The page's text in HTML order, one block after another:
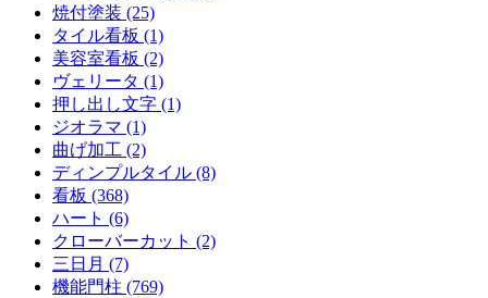
焼付塗装 (25)
タイル看板 (1)
美容室看板 (2)
ヴェリータ (1)
押し出し文字 (1)
ジオラマ (1)
曲げ加工 (2)
ディンプルタイル (8)
看板 (368)
ハート (6)
クローバーカット (2)
三日月 (7)
機能門柱 (769)